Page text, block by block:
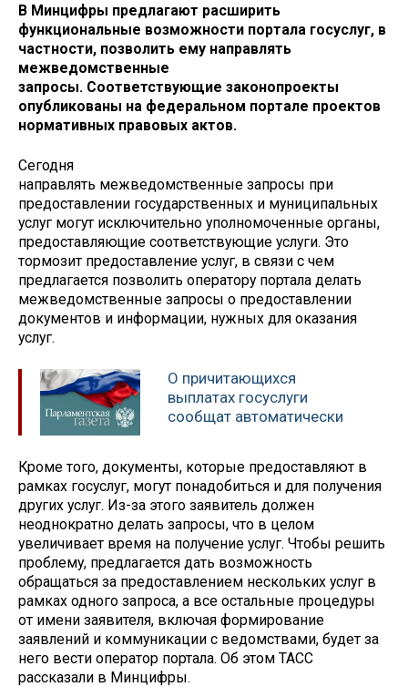
В Минцифры предлагают расширить
функциональные возможности портала госуслуг, в
частности, позволить ему направлять
межведомственные
запросы. Соответствующие законопроекты
опубликованы на федеральном портале проектов
нормативных правовых актов.
Сегодня
направлять межведомственные запросы при
предоставлении государственных и муниципальных
услуг могут исключительно уполномоченные органы,
предоставляющие соответствующие услуги. Это
тормозит предоставление услуг, в связи с чем
предлагается позволить оператору портала делать
межведомственные запросы о предоставлении
документов и информации, нужных для оказания
услуг.
О причитающихся
выплатах госуслуги
сообщат автоматически
Кроме того, документы, которые предоставляют в
рамках госуслуг, могут понадобиться и для получения
других услуг. Из-за этого заявитель должен
неоднократно делать запросы, что в целом
увеличивает время на получение услуг. Чтобы решить
проблему, предлагается дать возможность
обращаться за предоставлением нескольких услуг в
рамках одного запроса, а все остальные процедуры
от имени заявителя, включая формирование
заявлений и коммуникации с ведомствами, будет за
него вести оператор портала. Об этом ТАСС
рассказали в Минцифры.